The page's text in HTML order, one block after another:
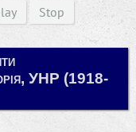
Stop
УНР (1918-